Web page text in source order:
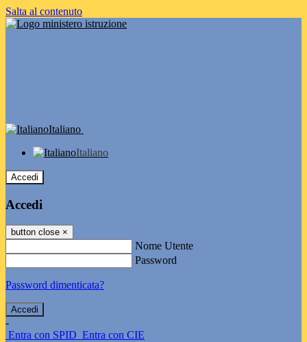
Salta al contenuto
Italiano
Italiano
Accedi
Accedi
button close ×
Nome Utente
Password
Password dimenticata?
-
Entra con SPID Entra con CIE